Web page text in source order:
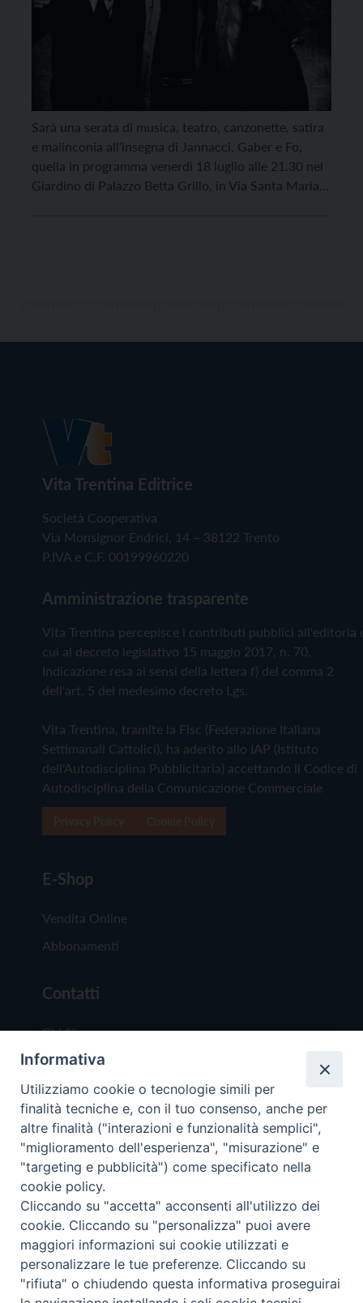
Sarà una serata di musica, teatro, canzonette, satira
e malinconia all’insegna di Jannacci, Gaber e Fo,
quella in programma venerdì 18 luglio alle 21.30 nel
Giardino di Palazzo Betta Grillo, in Via Santa Maria
Vita Trentina Editrice
Società Cooperativa
Via Monsignor Endrici, 14 – 38122 Trento
P.IVA e C.F. 00199960220
Amministrazione trasparente
Vita Trentina percepisce i contributi pubblici all'editoria
cui al decreto legislativo 15 maggio 2017, n. 70.
Indicazione resa ai sensi della lettera f) del comma 2
dell'art. 5 del medesimo decreto Lgs.
Vita Trentina, tramite la Fisc (Federazione Italiana
Settimanali Cattolici), ha aderito allo IAP (Istituto
dell'Autodisciplina Pubblicitaria) accettando il Codice di
Autodisciplina della Comunicazione Commerciale
E-Shop
Vendita Online
Abbonamenti
Contatti
Chi Siamo
Redazione
Scrivici
Copyright © 2019 - Tutti i diritti riservati - Vita
Trentina Editrice
Privacy Policy
Torna
Informativa
Utilizziamo cookie o tecnologie simili per
finalità tecniche e, con il tuo consenso, anche per
altre finalità ("interazioni e funzionalità semplici",
"miglioramento dell'esperienza", "misurazione" e
"targeting e pubblicità") come specificato nella
cookie policy.
Cliccando su "accetta" acconsenti all'utilizzo dei
cookie. Cliccando su "personalizza" puoi avere
maggiori informazioni sui cookie utilizzati e
personalizzare le tue preferenze. Cliccando su
"rifiuta" o chiudendo questa informativa proseguirai